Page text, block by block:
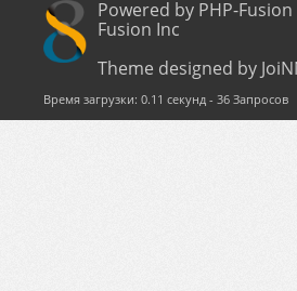
Powered by PHP-
Fusion Inc
Theme designed by
Время загрузки: 0.11 секунд - 36 Запросов